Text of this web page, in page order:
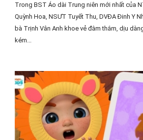
Trong BST Áo dài Trung niên mới nhất của
Quỳnh Hoa, NSƯT Tuyết Thu, DVĐA Đinh Y
bà Trịnh Vân Anh khoe vẻ đằm thắm, dịu
kém...